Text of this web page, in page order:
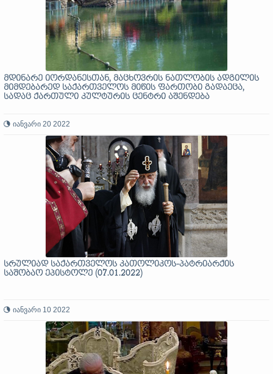
მდინარე იორდანესთან, მაცხოვრის ნათლობის ადგილის
მიმდებარედ საქართველოს მიწის ფართობი გადაეცა,
სადაც ქართული კულტურის ცენტრი აშენდება
იანვარი 20 2022
სრულიად საქართველოს კათოლიკოს-პატრიარქის
საშობაო ეპისტოლე (07.01.2022)
იანვარი 10 2022